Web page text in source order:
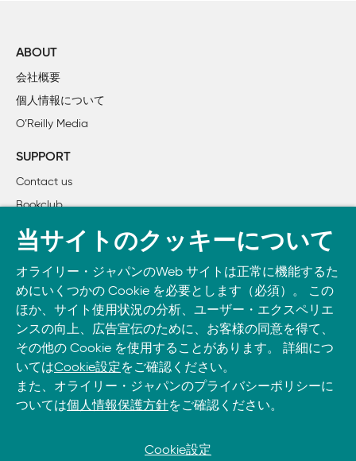
ラリにはないような処理
■P.47 L.8
【誤】 imageDataポインタはバイトポインタ(uchar *)で
す。指されているデータは必ずしもuchar型
す。指されているデータは必ずしもchar型
■P.47 下脚注
■P.48 L.16
【誤】 cvSetImage ROI(src, cvRect(x,y,width,height));
【正】 cvSetImageROI(src, cvRect(x,y,width,height));
■P.54 L.54
【誤】 cvSetImage ROI(src1, cvRect(x,y,width,height));
【正】 cvSetImageROI(src1, cvRect(x,y,width,height));
■P.56 L.13 表3-4
【誤】 出力共分散行列
【正】 出力される共分散行列
■P.59 L.12
【正】 最後にデータの型変換を実行します
    2.2　初めてのプログラム―写真を表示する
    2.3　2つ目のプログラム―AVIビデオ
    2.5　簡単な変換
    2.6　少し複雑な変換
    2.9　次の章へ
    2.10　練習問題
3章　OpenCVについて知る
    3.1　OpenCVの基本データ型
        3.1.1　行列と画像の型
    3.2　CvMat行列構造体
        3.2.1　行列内のデータにアクセスする
        3.2.2　点の配列
    3.3　IplImageデータ構造体
        3.3.1　画像データにアクセスする
        3.3.2　ROIとwidthStepについての補足
    3.4　行列と画像
ABOUT
会社概要
個人情報について
O’Reilly Media
SUPPORT
Contact us
Bookclub
書籍注文
Take O’Reilly with you and learn anywhere, anytime on your
phone
and tablet.
当サイトのクッキーについて
オライリー・ジャパンのWeb サイトは正常に機能するた
めにいくつかの Cookie を必要とします（必須）。 この
ほか、サイト使用状況の分析、ユーザー・エクスペリエ
ンスの向上、広告宣伝のために、お客様の同意を得て、
その他の Cookie を使用することがあります。 詳細につ
いてはCookie設定をご確認ください。
また、オライリー・ジャパンのプライバシーポリシーに
ついては個人情報保護方針をご確認ください。
Cookie設定